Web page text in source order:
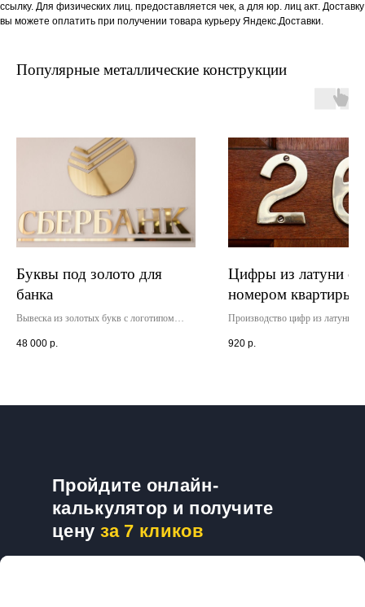
ссылку. Для физических лиц. предоставляется чек, а для юр. лиц акт. Доставку
вы можете оплатить при получении товара курьеру Яндекс.Доставки.
Популярные металлические конструкции
Буквы под золото для
банка
Вывеска из золотых букв с логотипом
офисного помещения. Дополнительная
48 000 р.
Цифры из латуни с
номером квартиры
Производство цифр из латуни с
осуществлялось нашими
920 р.
Пройдите онлайн-
калькулятор и получите
цену за 7 кликов